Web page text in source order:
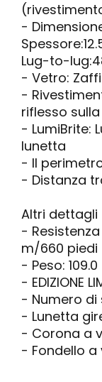
-
Lug-to-
- Vetro:
-
riflesso
- LumiBrite:
lunetta
- Il
- Distanza
Altri dettagli
-
m/660 piedi
- Peso: 109.0
- EDIZIONE
- Numero di
- Lunetta
- Corona a
- Fondello a